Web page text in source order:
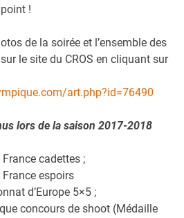
!
de la soirée et l’ensemble des
le site du CROS en cliquant sur
art.php?id=76490
lors de la saison 2017-2018
cadettes ;
espoirs
d’Europe 5×5 ;
concours de shoot (Médaille